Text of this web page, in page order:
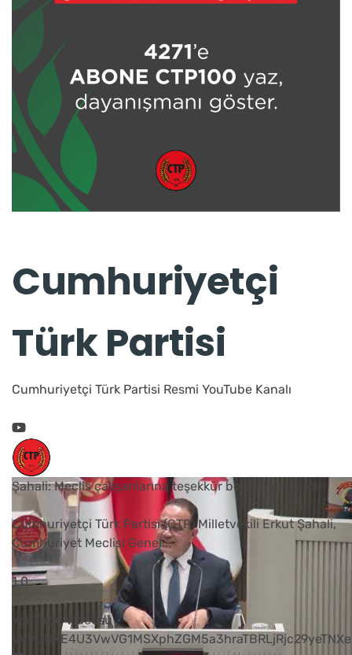
Cumhuriyetçi
Türk Partisi
Cumhuriyetçi Türk Partisi Resmi YouTube Kanalı
Şahali: Meclis çalışanlarına teşekkür borcumuz vardır
Cumhuriyetçi Türk Partisi (CTP) Milletvekili Erkut Şahali,
Cumhuriyet Meclisi Genel...
1 0
YouTube Videosu